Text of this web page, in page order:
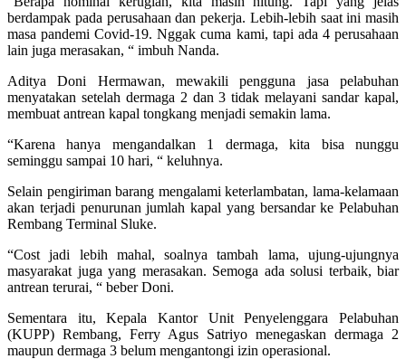
berdampak pada perusahaan dan pekerja. Lebih-lebih saat ini masih
masa pandemi Covid-19. Nggak cuma kami, tapi ada 4 perusahaan
lain juga merasakan, “ imbuh Nanda.
Aditya Doni Hermawan, mewakili pengguna jasa pelabuhan
menyatakan setelah dermaga 2 dan 3 tidak melayani sandar kapal,
membuat antrean kapal tongkang menjadi semakin lama.
“Karena hanya mengandalkan 1 dermaga, kita bisa nunggu
seminggu sampai 10 hari, “ keluhnya.
Selain pengiriman barang mengalami keterlambatan, lama-kelamaan
akan terjadi penurunan jumlah kapal yang bersandar ke Pelabuhan
Rembang Terminal Sluke.
“Cost jadi lebih mahal, soalnya tambah lama, ujung-ujungnya
masyarakat juga yang merasakan. Semoga ada solusi terbaik, biar
antrean terurai, “ beber Doni.
Sementara itu, Kepala Kantor Unit Penyelenggara Pelabuhan
(KUPP) Rembang, Ferry Agus Satriyo menegaskan dermaga 2
maupun dermaga 3 belum mengantongi izin operasional.